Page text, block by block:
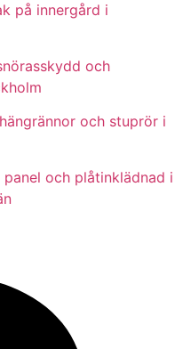
på innergård i
och
och stuprör i
och plåtinklädnad i